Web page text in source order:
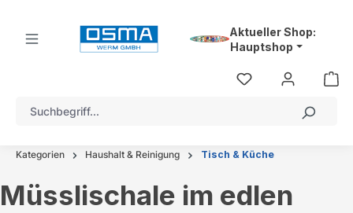
Aktueller Shop:
Hauptshop
Kategorien Haushalt & Reinigung Tisch & Küche
Müsslischale im edlen